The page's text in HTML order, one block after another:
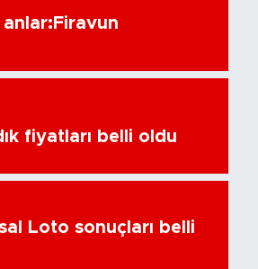
anlar:Firavun
fiyatları belli oldu
Loto sonuçları belli